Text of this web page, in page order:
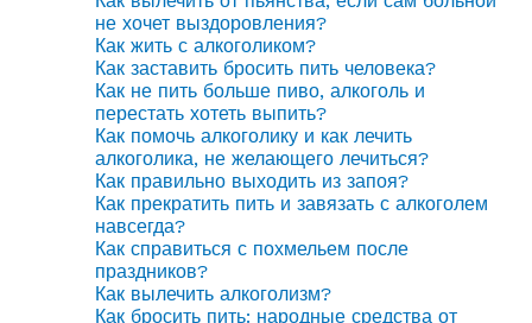
не хочет выздоровления?
Как жить с алкоголиком?
Как заставить бросить пить человека?
Как не пить больше пиво, алкоголь и
перестать хотеть выпить?
Как помочь алкоголику и как лечить
алкоголика, не желающего лечиться?
Как правильно выходить из запоя?
Как прекратить пить и завязать с алкоголем
навсегда?
Как справиться с похмельем после
праздников?
Как вылечить алкоголизм?
Как бросить пить: народные средства от